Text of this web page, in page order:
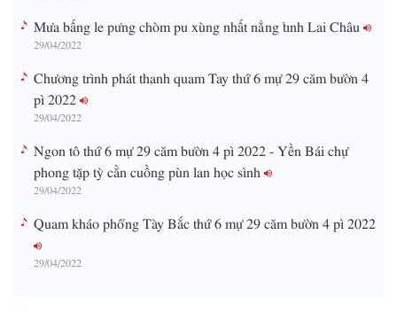
Mưa bấng le pưng chòm pu xùng nhất nẳng tỉnh Lai Châu
29/04/2022
Chương trình phát thanh quam Tay thứ 6 mự 29 căm bườn 4
pì 2022
29/04/2022
Ngon tô thứ 6 mự 29 căm bườn 4 pì 2022 - Yền Bái chự
phong tặp tỳ cằn cuồng pùn lan học sình
29/04/2022
Quam kháo phổng Tày Bắc thứ 6 mự 29 căm bườn 4 pì 2022
29/04/2022